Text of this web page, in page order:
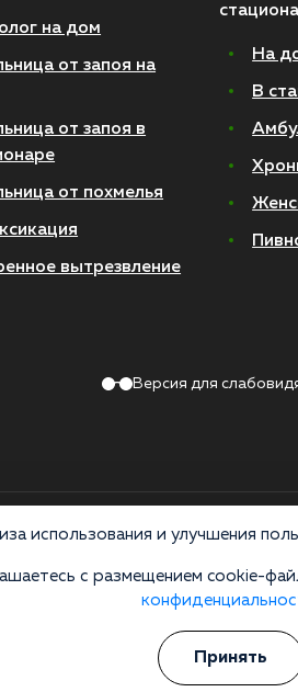
на дом
от запоя на
от запоя в
от похмелья
вытрезвление
На
В
Версия для
Политика конфиденциальности
лицензии ЛО-50-01-012801 от 27.08.2021
и КоАП РФ Статья 6.13. Материалы на сайте
лечения — исключительная прерогатива
противопоказания, необходима
использования и улучшения
с размещением cookie-
Принять